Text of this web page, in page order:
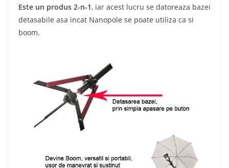
Este un produs 2-n-1, iar acest lucru se datoreaza bazei
detasabile asa incat Nanopole se poate utiliza ca si
boom.